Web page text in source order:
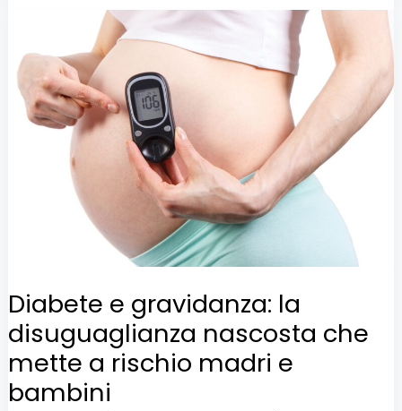
Diabete e gravidanza: la
disuguaglianza nascosta che
mette a rischio madri e
bambini
gravidanza:
disuguaglianza
nascosta
madri
e
bambini